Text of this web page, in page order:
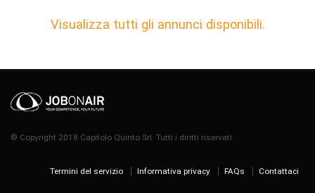
Visualizza tutti gli annunci disponibili.
© Copyright 2018 Capitolo Quinto Srl. Tutti i diritti riservati.
Termini del servizio Informativa privacy FAQs Contattaci